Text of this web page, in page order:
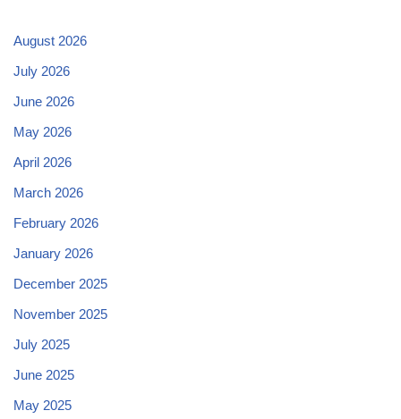
August 2026
July 2026
June 2026
May 2026
April 2026
March 2026
February 2026
January 2026
December 2025
November 2025
July 2025
June 2025
May 2025